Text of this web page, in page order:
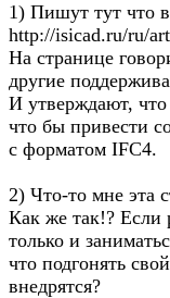
1) Пишут тут что
http://isicad.ru/ru/
На странице
другие
И утверждают, что
что бы привести
с форматом IFC4.
2) Что-то мне эта
Как же так!? Если
только и
что подгонять
внедрятся?